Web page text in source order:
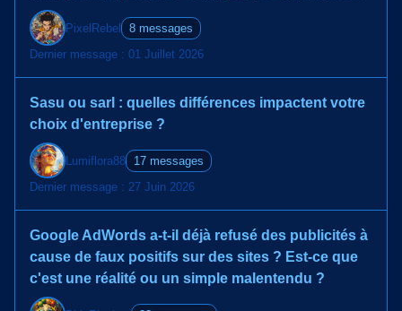
PixelRebel
8 messages
Dernier message : 01 Juillet 2026
Sasu ou sarl : quelles différences impactent votre
choix d'entreprise ?
Lumiflora88
17 messages
Dernier message : 27 Juin 2026
Google AdWords a-t-il déjà refusé des publicités à
cause de faux positifs sur des sites ? Est-ce que
c'est une réalité ou un simple malentendu ?